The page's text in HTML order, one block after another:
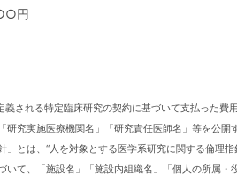
円
される特定臨床研究の契約に基づいて支払った費用
究実施医療機関名」「研究責任医師名」等を公開す
とは、“人を対象とする医学系研究に関する倫理指
いて、「施設名」「施設内組織名」「個人の所属・